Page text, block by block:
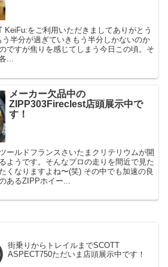
KeiFu:をご利用いただきましてありがとう
半分が過ぎていきもう半分しかないのか
ですが焦りを感じてしまう今日この頃。そ
...
メーカー欠品中の
ZIPP303Fireclest店頭展示中で
す！
ールドフランスさいたまクリテリウムが開
ようです。そんなプロの走りを間近で見た
くなりますよね〜(笑) その中でも加速の良
あるZIPPホイー...
街乗りからトレイルまでSCOTT
ASPECT750ただいま店頭展示中です！